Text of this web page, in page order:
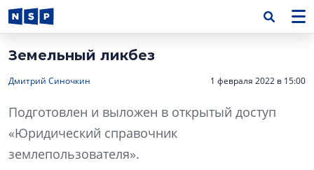
Земельный ликбез
Дмитрий Синочкин 1 февраля 2022 в 15:00
Подготовлен и выложен в открытый доступ
«Юридический справочник
землепользователя».